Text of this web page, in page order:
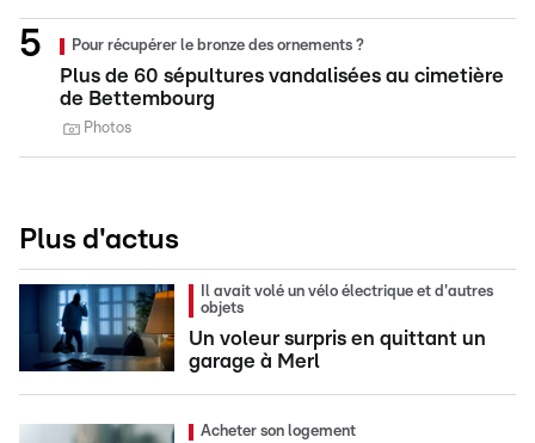
Pour récupérer le bronze des ornements ?
Plus de 60 sépultures vandalisées au cimetière
de Bettembourg
Photos
Plus d'actus
Il avait volé un vélo électrique et d'autres
objets
Un voleur surpris en quittant un
garage à Merl
Acheter son logement